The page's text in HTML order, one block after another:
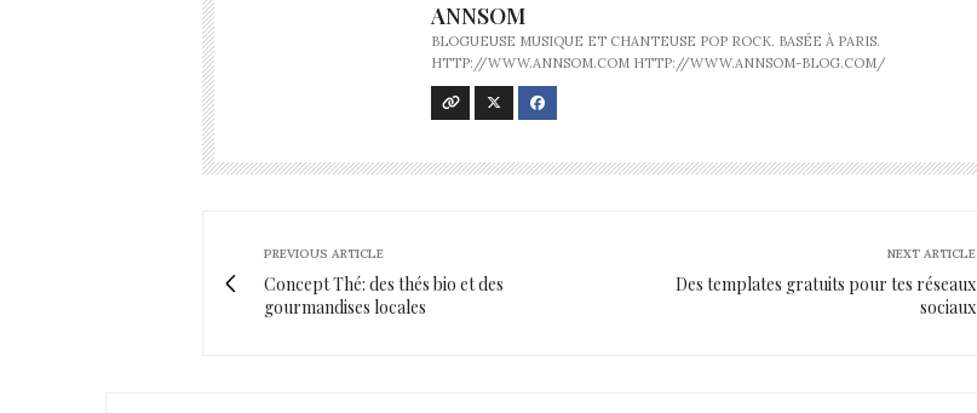
ANNSOM
BLOGUEUSE MUSIQUE ET CHANTEUSE POP ROCK. BASÉE À PARIS.
HTTP://WWW.ANNSOM.COM HTTP://WWW.ANNSOM-BLOG.COM/
PREVIOUS ARTICLE
Concept Thé: des thés bio et des
gourmandises locales
NEXT ARTICLE
Des templates gratuits pour tes réseaux
sociaux